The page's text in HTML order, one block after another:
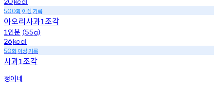
500회 이상기록
아오리사과1조각
1 인분 (55g)
26kcal
50회 이상기록
사과1조각
정이네